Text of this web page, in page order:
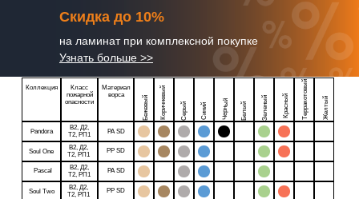
на ламинат при комплексной покупке
Узнать больше >>
Скидка до 10%
Pandora
Soul One
Pascal
В2, Д2,
Т2, РП1
В2, Д2,
Т2, РП1
PA SD
PP SD
Soul Two
В2, Д2,
Т2, РП1
В2, Д2,
Т2, РП1
PP SD
PA SD
Класс
пожарной
опасности
Коллекция
Материал
ворса
Бежевый Черный Белый Зеленый Желтый
Красный Терракотовый
Серый Синий
Коричневый